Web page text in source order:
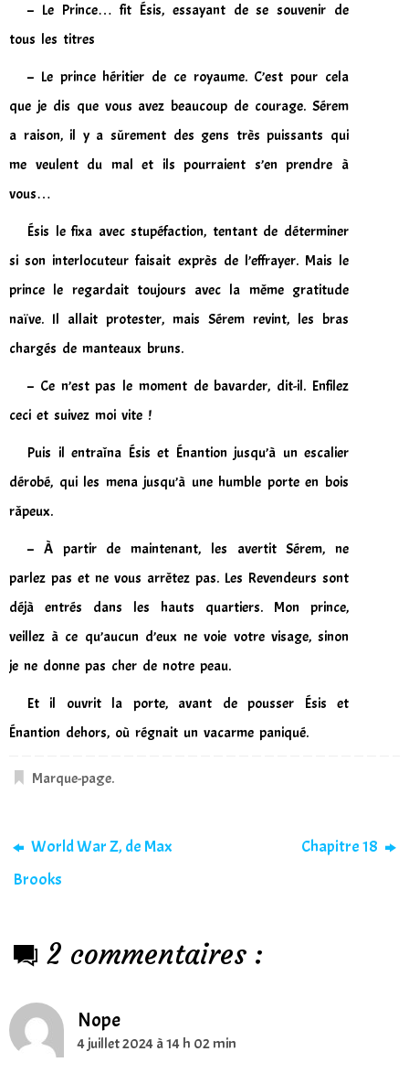
– Le Prince… fit Ésis, essayant de se souvenir de
tous les titres
– Le prince héritier de ce royaume. C’est pour cela
que je dis que vous avez beaucoup de courage. Sérem
a raison, il y a sûrement des gens très puissants qui
me veulent du mal et ils pourraient s’en prendre à
vous…
Ésis le fixa avec stupéfaction, tentant de déterminer
si son interlocuteur faisait exprès de l’effrayer. Mais le
prince le regardait toujours avec la même gratitude
naïve. Il allait protester, mais Sérem revint, les bras
chargés de manteaux bruns.
– Ce n’est pas le moment de bavarder, dit-il. Enfilez
ceci et suivez moi vite !
Puis il entraîna Ésis et Énantion jusqu’à un escalier
dérobé, qui les mena jusqu’à une humble porte en bois
râpeux.
– À partir de maintenant, les avertit Sérem, ne
parlez pas et ne vous arrêtez pas. Les Revendeurs sont
déjà entrés dans les hauts quartiers. Mon prince,
veillez à ce qu’aucun d’eux ne voie votre visage, sinon
je ne donne pas cher de notre peau.
Et il ouvrit la porte, avant de pousser Ésis et
Énantion dehors, où régnait un vacarme paniqué.
Marque-page.
World War Z, de Max
Brooks
Chapitre 18
2 commentaires :
Nope
4 juillet 2024 à 14 h 02 min